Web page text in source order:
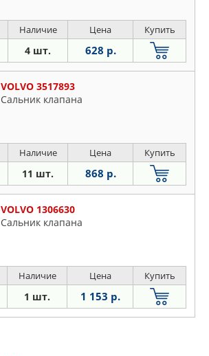
Наличие Цена Купить
4 шт. 628 р.
VOLVO 3517893
Сальник клапана
Наличие Цена Купить
11 шт. 868 р.
VOLVO 1306630
Сальник клапана
Наличие Цена Купить
1 шт. 1 153 р.